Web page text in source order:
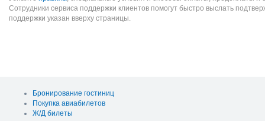
Сотрудники сервиса поддержки клиентов помогут быстро выслать
поддержки указан вверху страницы.
Бронирование гостиниц
Покупка авиабилетов
Ж/Д билеты